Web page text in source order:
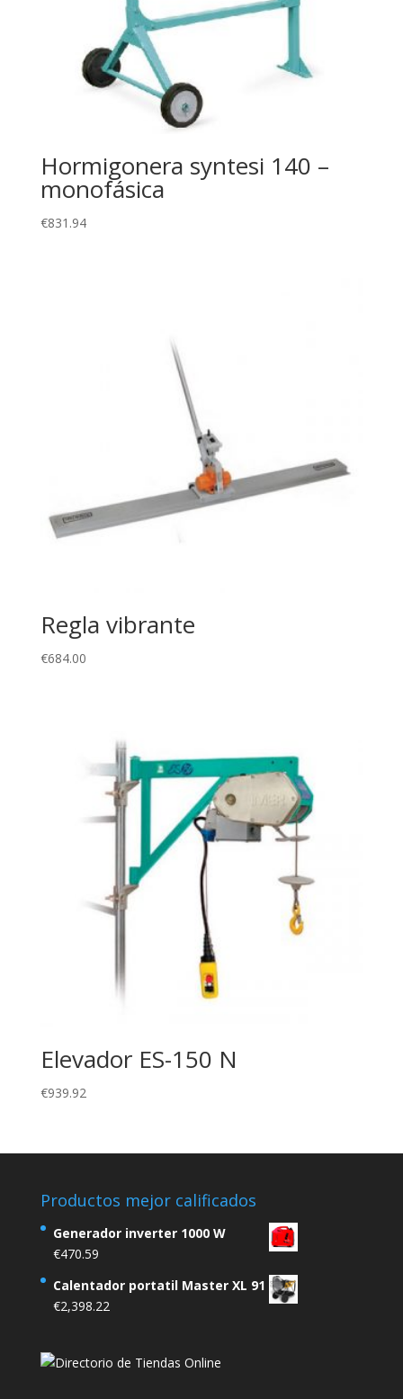
Hormigonera syntesi 140 –
monofásica
€831.94
Regla vibrante
€684.00
Elevador ES-150 N
€939.92
Productos mejor calificados
Generador inverter 1000 W
€470.59
Calentador portatil Master XL 91
€2,398.22